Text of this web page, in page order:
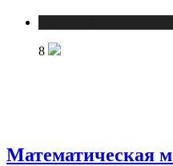
8
Математическая